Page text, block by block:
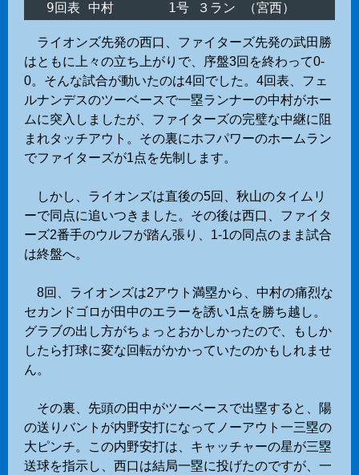
ライオンズ先発の西口、ファイターズ先発の武田勝
はともに上々の立ち上がりで、序盤3回を終わって0-
0。そんな試合が動いたのは4回でした。4回表、フェ
ルナンデスのツーベースで一塁ランナーの中村がホー
ムに突入しましたが、ファイターズの完璧な中継に阻
まれタッチアウト。その裏にホフパワーのホームラン
でファイターズが1点を先制します。
しかし、ライオンズは直後の5回、秋山のタイムリ
ーで同点に追いつきました。その後は西口、ファイタ
ーズ2番手のウルフが踏ん張り、1-1の同点のまま試合
は終盤へ。
8回、ライオンズは2アウト満塁から、中村の痛烈な
セカンドゴロが田中のエラーを誘い1点を勝ち越し。
グラブの出し方がちょっとおかしかったので、もしか
したら打球に変な回転がかかっていたのかもしれませ
ん。
その裏、先頭の田中がツーベースで出塁すると、陽
の送りバントが内野安打になってノーアウト一三塁の
大ピンチ。この内野安打は、キャッチャーの星が三塁
送球を指示し、西口は結局一塁に投げたのですが、一